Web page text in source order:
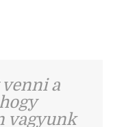
a
vagyunk